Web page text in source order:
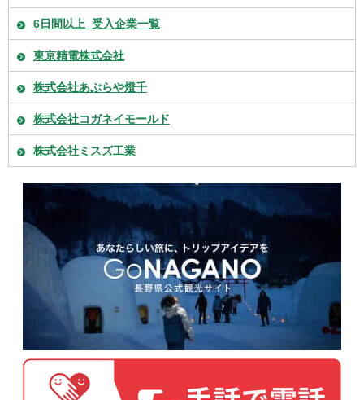
6日間以上_受入企業一覧
東京精電株式会社
株式会社あぶらや燈千
株式会社コガネイモールド
株式会社ミスズ工業